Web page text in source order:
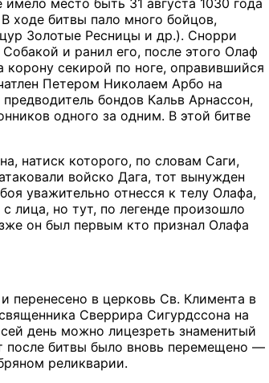
место быть 31 августа 1030 года
ходе битвы пало много бойцов,
Золотые Ресницы и др.). Снорри
и ранил его, после этого Олаф
корону секирой по ноге, оправившийся
Петером Николаем Арбо на
бондов Кальв Арнассон,
одного за одним. В этой битве
натиск которого, по словам Саги,
войско Дага, тот вынужден
уважительно отнесся к телу Олафа,
лица, но тут, по легенде произошло
он был первым кто признал Олафа
перенесено в церковь Св. Климента в
Сверрира Сигурдссона на
день можно лицезреть знаменитый
после битвы было вновь перемещено —
реликварии.